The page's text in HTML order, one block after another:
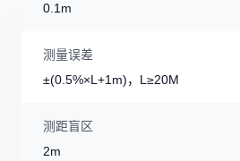
0.1m
测量误差
±(0.5%×L+1m)，L≥20M
测距盲区
2m